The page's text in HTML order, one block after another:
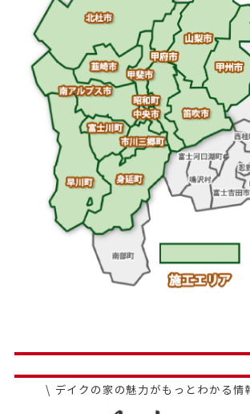
\ デイクの家の魅力がもっとわかる情